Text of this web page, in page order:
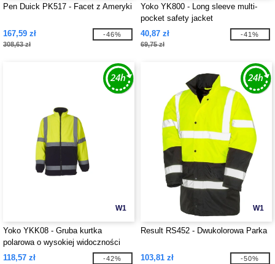
Pen Duick PK517 - Facet z Ameryki
167,59 zł
308,63 zł
-46%
Yoko YK800 - Long sleeve multi-
pocket safety jacket
40,87 zł
69,75 zł
-41%
W1
Yoko YKK08 - Gruba kurtka
polarowa o wysokiej widoczności
118,57 zł
-42%
W1
Result RS452 - Dwukolorowa Parka
103,81 zł -50%